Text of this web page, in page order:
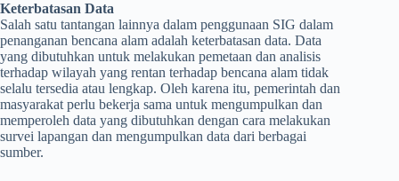
Keterbatasan Data
Salah satu tantangan lainnya dalam penggunaan SIG dalam
penanganan bencana alam adalah keterbatasan data. Data
yang dibutuhkan untuk melakukan pemetaan dan analisis
terhadap wilayah yang rentan terhadap bencana alam tidak
selalu tersedia atau lengkap. Oleh karena itu, pemerintah dan
masyarakat perlu bekerja sama untuk mengumpulkan dan
memperoleh data yang dibutuhkan dengan cara melakukan
survei lapangan dan mengumpulkan data dari berbagai
sumber.